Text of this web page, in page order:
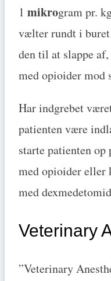
1 mikrogram pr.
vælter rundt i
den til at slappe
med opioider mod
Har indgrebet
patienten være
starte patienten op
med opioider eller
med
Veterinary
”Veterinary